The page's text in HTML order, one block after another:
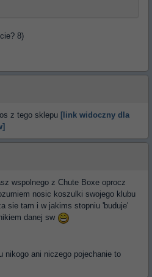
8)
z tego sklepu [link widoczny dla
wspolnego z Chute Boxe oprocz
nosic koszulki swojego klubu
sie tam i w jakims stopniu 'buduje'
danej sw
nikogo ani niczego pojechanie to